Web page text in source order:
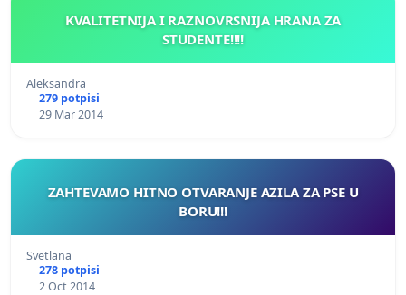
KVALITETNIJA I RAZNOVRSNIJA HRANA ZA
STUDENTE!!!!
Aleksandra
279 potpisi
29 Mar 2014
ZAHTEVAMO HITNO OTVARANJE AZILA ZA PSE U
BORU!!!
Svetlana
278 potpisi
2 Oct 2014